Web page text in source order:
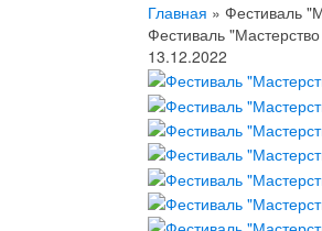
Главная »Фестиваль
Фестиваль
13.12.2022